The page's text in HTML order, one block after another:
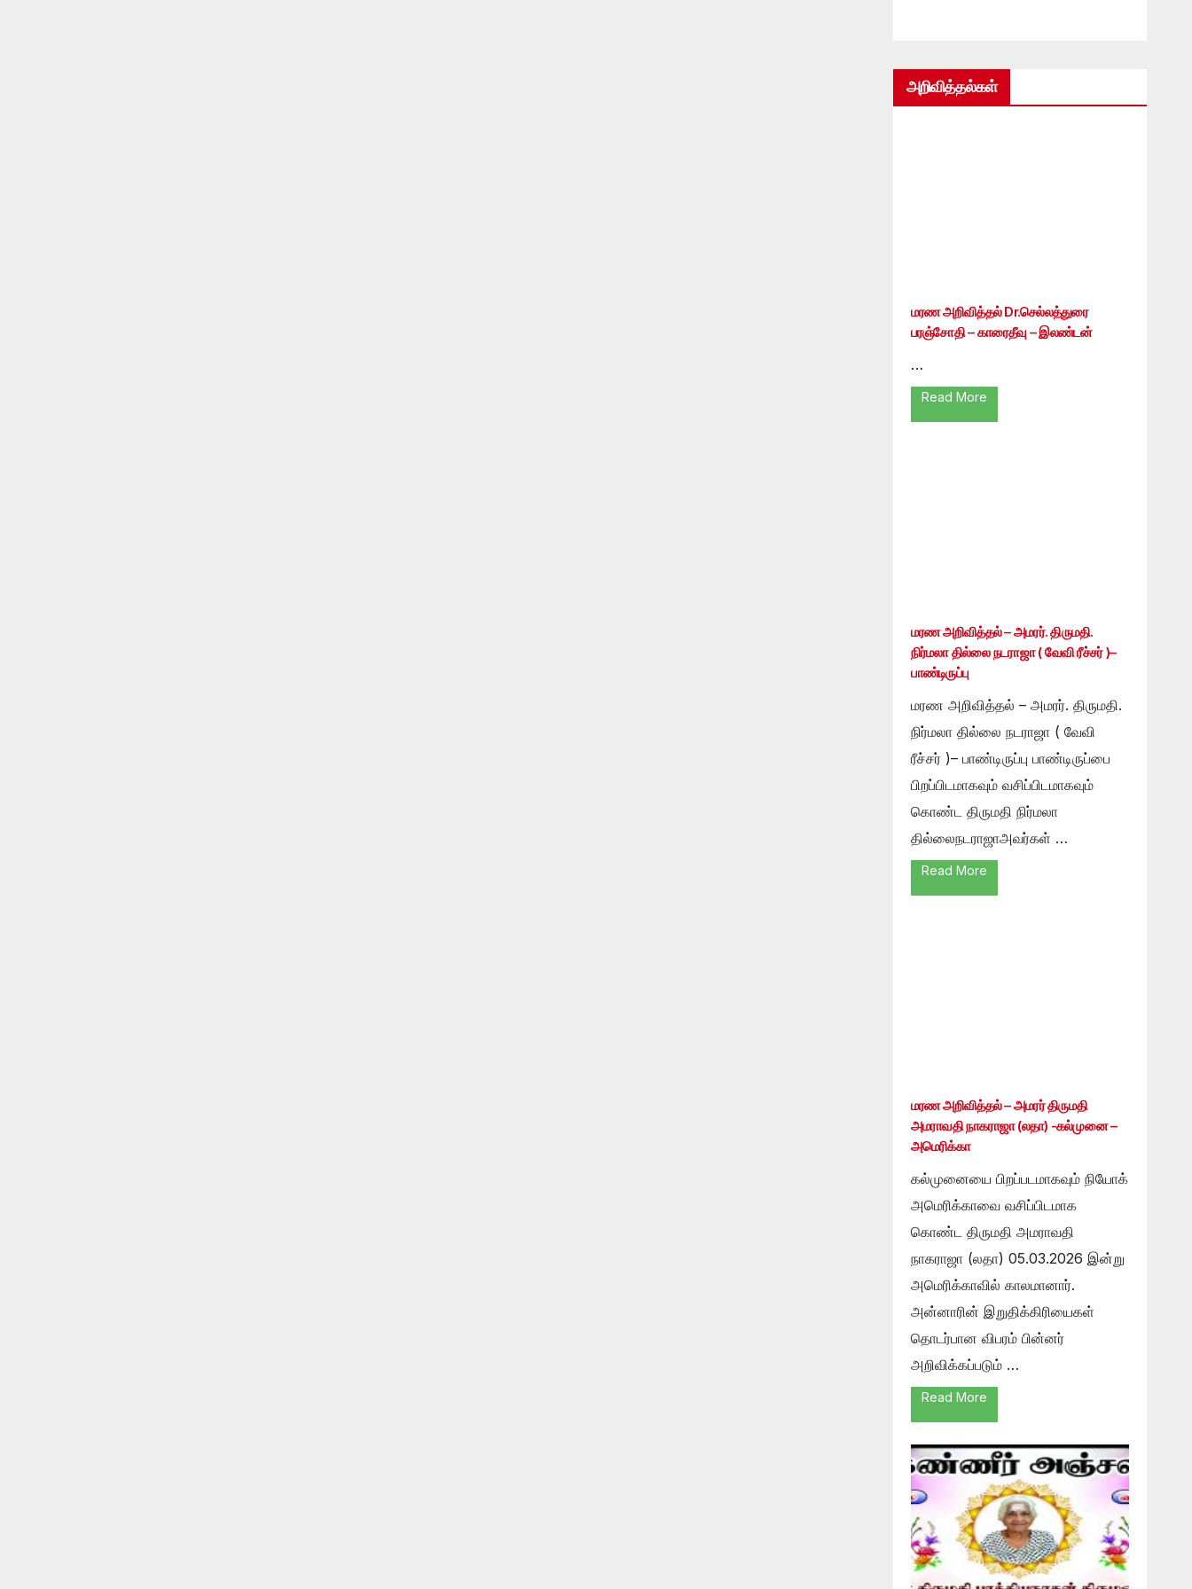
அறிவித்தல்கள்
மரண அறிவித்தல் Dr.செல்லத்துரை
பரஞ்சோதி – காரைதீவு – இலண்டன்
…
Read More
மரண அறிவித்தல் – அமரர். திருமதி.
நிர்மலா தில்லை நடராஜா ( வேவி ரீச்சர் )–
பாண்டிருப்பு
மரண அறிவித்தல் – அமரர். திருமதி.
நிர்மலா தில்லை நடராஜா ( வேவி
ரீச்சர் )– பாண்டிருப்பு பாண்டிருப்பை
பிறப்பிடமாகவும் வசிப்பிடமாகவும்
கொண்ட திருமதி நிர்மலா
தில்லைநடராஜாஅவர்கள் …
Read More
மரண அறிவித்தல் – அமரர் திருமதி
அமராவதி நாகராஜா (லதா) -கல்முனை –
அமெரிக்கா
கல்முனையை பிறப்படமாகவும் நியோக்
அமெரிக்காவை வசிப்பிடமாக
கொண்ட திருமதி அமராவதி
நாகராஜா (லதா) 05.03.2026 இன்று
அமெரிக்காவில் காலமானார்.
அன்னாரின் இறுதிக்கிரியைகள்
தொடர்பான விபரம் பின்னர்
அறிவிக்கப்படும் …
Read More